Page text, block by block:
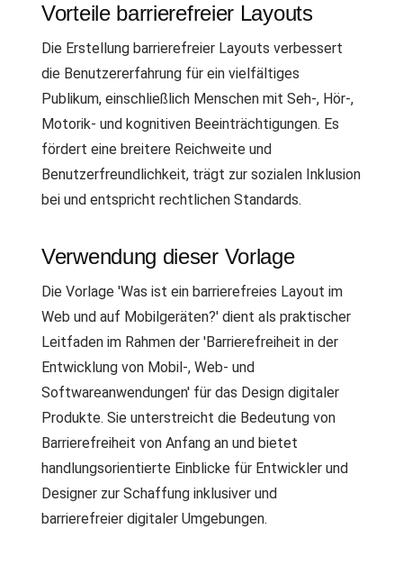
Vorteile barrierefreier Layouts
Die Erstellung barrierefreier Layouts verbessert
die Benutzererfahrung für ein vielfältiges
Publikum, einschließlich Menschen mit Seh-, Hör-,
Motorik- und kognitiven Beeinträchtigungen. Es
fördert eine breitere Reichweite und
Benutzerfreundlichkeit, trägt zur sozialen Inklusion
bei und entspricht rechtlichen Standards.
Verwendung dieser Vorlage
Die Vorlage 'Was ist ein barrierefreies Layout im
Web und auf Mobilgeräten?' dient als praktischer
Leitfaden im Rahmen der 'Barrierefreiheit in der
Entwicklung von Mobil-, Web- und
Softwareanwendungen' für das Design digitaler
Produkte. Sie unterstreicht die Bedeutung von
Barrierefreiheit von Anfang an und bietet
handlungsorientierte Einblicke für Entwickler und
Designer zur Schaffung inklusiver und
barrierefreier digitaler Umgebungen.